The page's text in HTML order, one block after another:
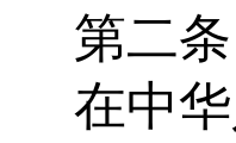
第二条
在中